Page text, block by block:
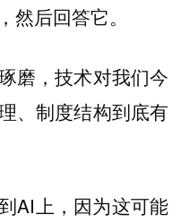
后回答它。
磨，技术对我们今
、制度结构到底有
AI上，因为这可能